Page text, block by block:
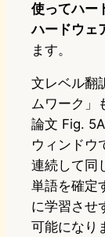
使ってハー
ハードウェ
ます。
文レベル翻
ムワーク」
論文 Fig.
ウィンドウ
連続して同
単語を確定
に学習させ
可能になり